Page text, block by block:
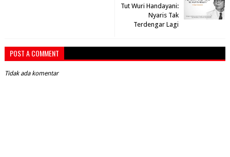
Tut Wuri Handayani:
Nyaris Tak
Terdengar Lagi
POST A COMMENT
Tidak ada komentar